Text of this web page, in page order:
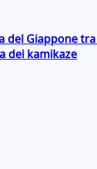
del Giappone
dei kamikaze